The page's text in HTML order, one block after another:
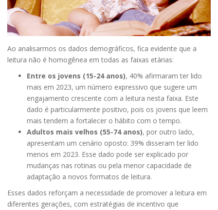
Ao analisarmos os dados demográficos, fica evidente que a
leitura não é homogênea em todas as faixas etárias:
Entre os jovens (15-24 anos), 40% afirmaram ter lido
mais em 2023, um número expressivo que sugere um
engajamento crescente com a leitura nesta faixa. Este
dado é particularmente positivo, pois os jovens que leem
mais tendem a fortalecer o hábito com o tempo.
Adultos mais velhos (55-74 anos), por outro lado,
apresentam um cenário oposto: 39% disseram ter lido
menos em 2023. Esse dado pode ser explicado por
mudanças nas rotinas ou pela menor capacidade de
adaptação a novos formatos de leitura.
Esses dados reforçam a necessidade de promover a leitura em
diferentes gerações, com estratégias de incentivo que